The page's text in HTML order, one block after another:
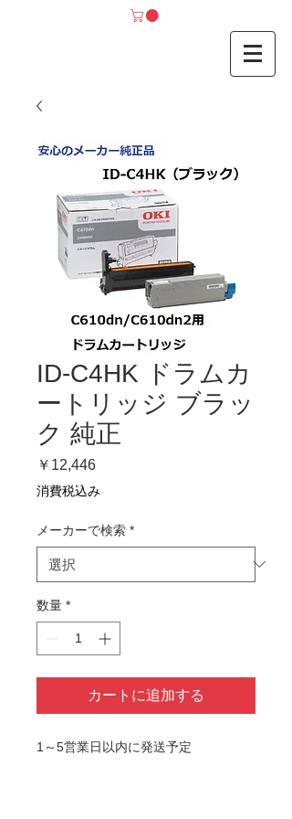
ID-C4HK ドラムカ
ートリッジ ブラッ
ク 純正
￥12,446価
格
消費税込み
メーカーで検索 *
数量 *
カートに追加する
1～5営業日以内に発送予定